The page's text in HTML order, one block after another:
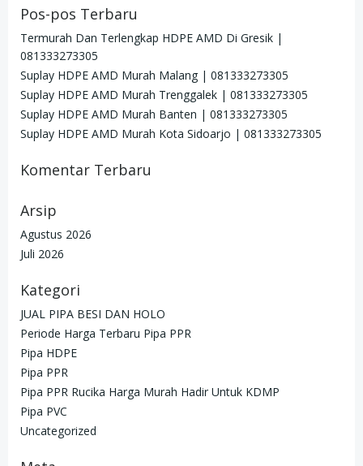
Pos-pos Terbaru
Termurah Dan Terlengkap HDPE AMD Di Gresik |
081333273305
Suplay HDPE AMD Murah Malang | 081333273305
Suplay HDPE AMD Murah Trenggalek | 081333273305
Suplay HDPE AMD Murah Banten | 081333273305
Suplay HDPE AMD Murah Kota Sidoarjo | 081333273305
Komentar Terbaru
Arsip
Agustus 2026
Juli 2026
Kategori
JUAL PIPA BESI DAN HOLO
Periode Harga Terbaru Pipa PPR
Pipa HDPE
Pipa PPR
Pipa PPR Rucika Harga Murah Hadir Untuk KDMP
Pipa PVC
Uncategorized